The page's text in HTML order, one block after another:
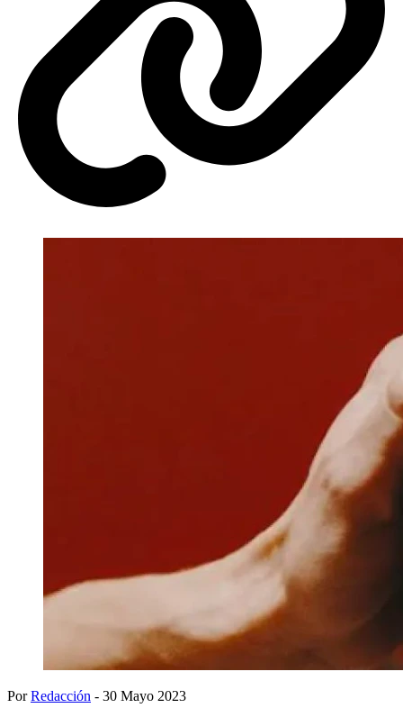
PorRedacción - 30 Mayo 2023